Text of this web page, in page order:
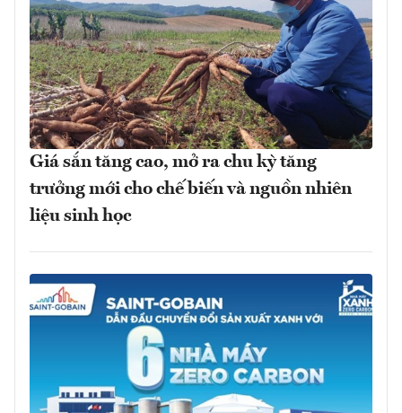
Giá sắn tăng cao, mở ra chu kỳ tăng
trưởng mới cho chế biến và nguồn nhiên
liệu sinh học